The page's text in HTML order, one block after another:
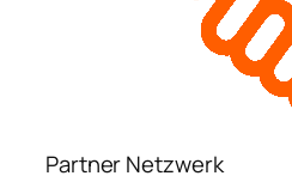
Partner Netzwerk